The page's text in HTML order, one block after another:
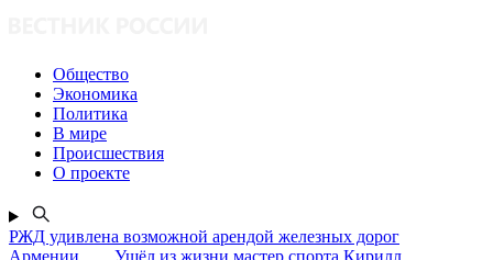
Общество
Экономика
Политика
В мире
Происшествия
О проекте
РЖД удивлена возможной арендой железных дорог
Армении
Ушёл из жизни мастер спорта Кирилл